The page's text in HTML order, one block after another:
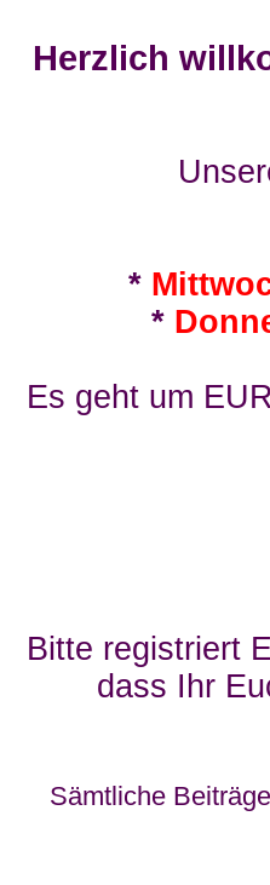
Herzlich
*
*
Es geht um
Bitte registriert
dass Ihr
Sämtliche